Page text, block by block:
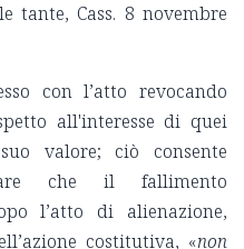
tante, Cass. 8 novembre
con l’atto revocando
all'interesse di quei
valore; ciò consente
che il fallimento
l’atto di alienazione,
costitutiva, «non